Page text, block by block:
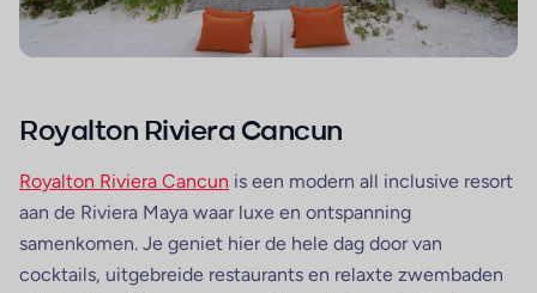
Royalton Riviera Cancun
Royalton Riviera Cancun is een modern all inclusive resort
aan de Riviera Maya waar luxe en ontspanning
samenkomen. Je geniet hier de hele dag door van
cocktails, uitgebreide restaurants en relaxte zwembaden